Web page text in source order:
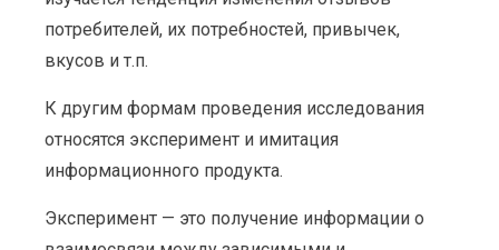
потребителей, их потребностей, привычек,
вкусов и т.п.
К другим формам проведения исследования
относятся эксперимент и имитация
информационного продукта.
Эксперимент — это получение информации о